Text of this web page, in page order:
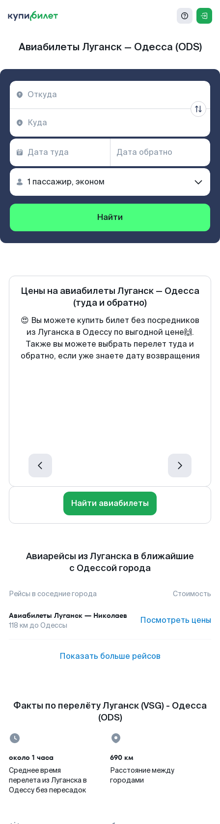
Авиабилеты Луганск — Одесса (ODS)
Найти
Цены на авиабилеты Луганск — Одесса
(туда и обратно)
😍 Вы можете купить билет без посредников
из Луганска в Одессу по выгодной цене🙌.
Также вы можете выбрать перелет туда и
обратно, если уже знаете дату возвращения
Найти авиабилеты
Авиарейсы из Луганска в ближайшие
с Одессой города
Рейсы в соседние города Стоимость
Авиабилеты Луганск — Николаев
118 км до Одессы Посмотреть цены
Показать больше рейсов
Факты по перелёту Луганск (VSG) - Одесса
(ODS)
около 1 часа
Среднее время
перелета из Луганска в
Одессу без пересадок
690 км
Расстояние между
городами